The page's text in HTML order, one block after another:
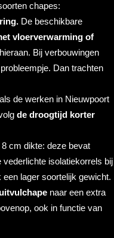
chapes:
De beschikbare
vloerverwarming of
Bij verbouwingen
Dan trachten
de werken in Nieuwpoort
de droogtijd korter
cm dikte: deze bevat
isolatiekorrels bij
lager soortelijk gewicht.
uitvulchape naar een extra
ook in functie van